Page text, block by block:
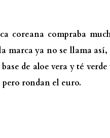
coreana compraba
marca ya no se llama así,
de aloe vera y té verde
rondan el euro.